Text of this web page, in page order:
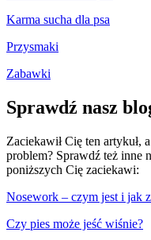
Karma sucha dla psa
Przysmaki
Zabawki
Sprawdź nasz
Zaciekawił Cię ten artykuł,
problem? Sprawdź też inne
poniższych Cię zaciekawi:
Nosework – czym jest i jak
Czy pies może jeść wiśnie?